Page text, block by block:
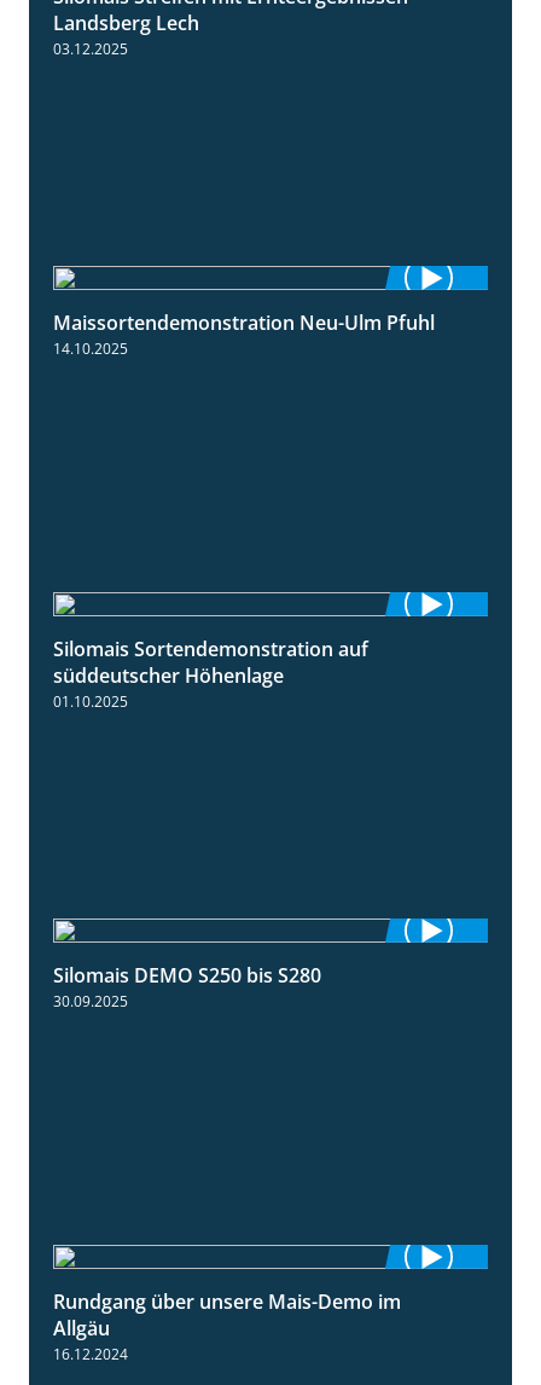
Landsberg Lech
03.12.2025
7:10
Maissortendemonstration Neu-Ulm Pfuhl
14.10.2025
Silomais Sortendemonstration auf
süddeutscher Höhenlage
01.10.2025
Silomais DEMO S250 bis S280
30.09.2025
Rundgang über unsere Mais-Demo im
Allgäu
16.12.2024